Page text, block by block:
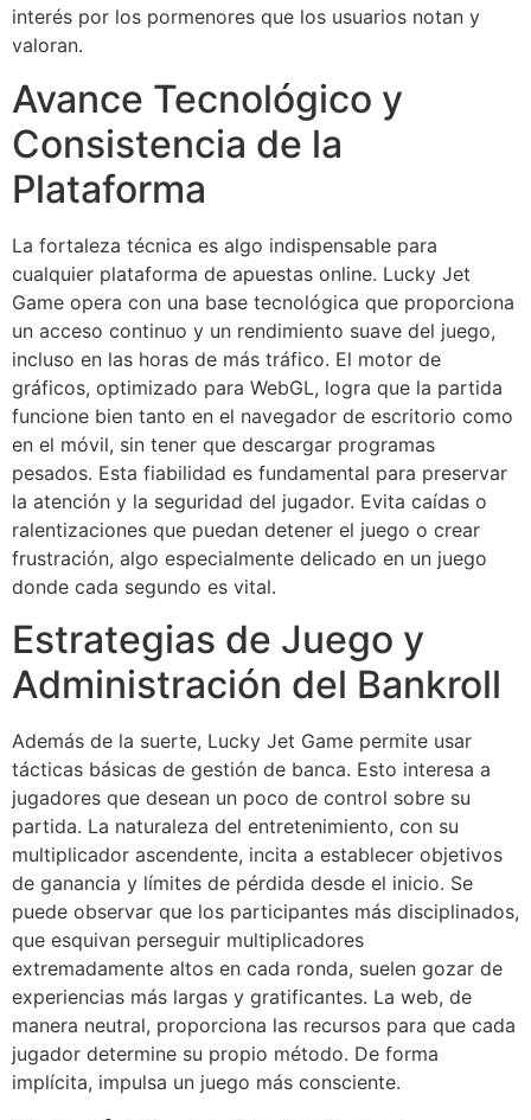
interés por los pormenores que los usuarios notan y
valoran.
Avance Tecnológico y
Consistencia de la
Plataforma
La fortaleza técnica es algo indispensable para
cualquier plataforma de apuestas online. Lucky Jet
Game opera con una base tecnológica que proporciona
un acceso continuo y un rendimiento suave del juego,
incluso en las horas de más tráfico. El motor de
gráficos, optimizado para WebGL, logra que la partida
funcione bien tanto en el navegador de escritorio como
en el móvil, sin tener que descargar programas
pesados. Esta fiabilidad es fundamental para preservar
la atención y la seguridad del jugador. Evita caídas o
ralentizaciones que puedan detener el juego o crear
frustración, algo especialmente delicado en un juego
donde cada segundo es vital.
Estrategias de Juego y
Administración del Bankroll
Además de la suerte, Lucky Jet Game permite usar
tácticas básicas de gestión de banca. Esto interesa a
jugadores que desean un poco de control sobre su
partida. La naturaleza del entretenimiento, con su
multiplicador ascendente, incita a establecer objetivos
de ganancia y límites de pérdida desde el inicio. Se
puede observar que los participantes más disciplinados,
que esquivan perseguir multiplicadores
extremadamente altos en cada ronda, suelen gozar de
experiencias más largas y gratificantes. La web, de
manera neutral, proporciona las recursos para que cada
jugador determine su propio método. De forma
implícita, impulsa un juego más consciente.